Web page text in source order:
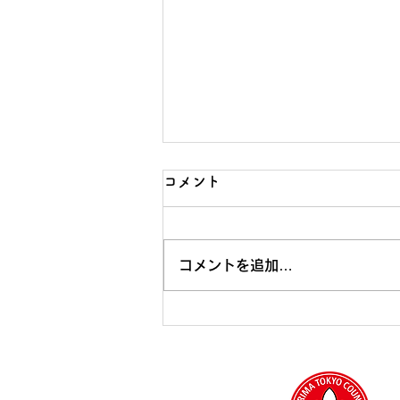
コメント
コメントを追加…